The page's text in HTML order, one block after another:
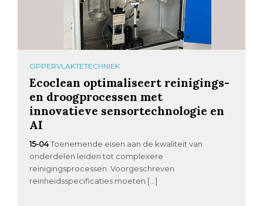
OPPERVLAKTETECHNIEK
Ecoclean optimaliseert reinigings-
en droogprocessen met
innovatieve sensortechnologie en
AI
15-04Toenemende eisen aan de kwaliteit van
onderdelen leiden tot complexere
reinigingsprocessen. Voorgeschreven
reinheidsspecificaties moeten […]